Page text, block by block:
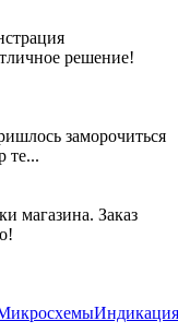
решение!
заморочиться
те...
магазина. Заказ
Индикация